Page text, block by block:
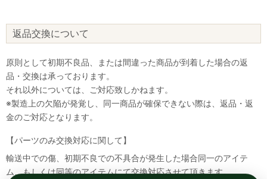
返品交換について
原則として初期不良品、または間違った商品が到着した場合の返
品・交換は承っております。
それ以外については、ご対応致しかねます。
※製造上の欠陥が発覚し、同一商品が確保できない際は、返品・返
金のご対応となります。
【パーツのみ交換対応に関して】
輸送中での傷、初期不良での不具合が発生した場合同一のアイテ
ム、もしくは同等のアイテムにて交換対応させて頂きます。